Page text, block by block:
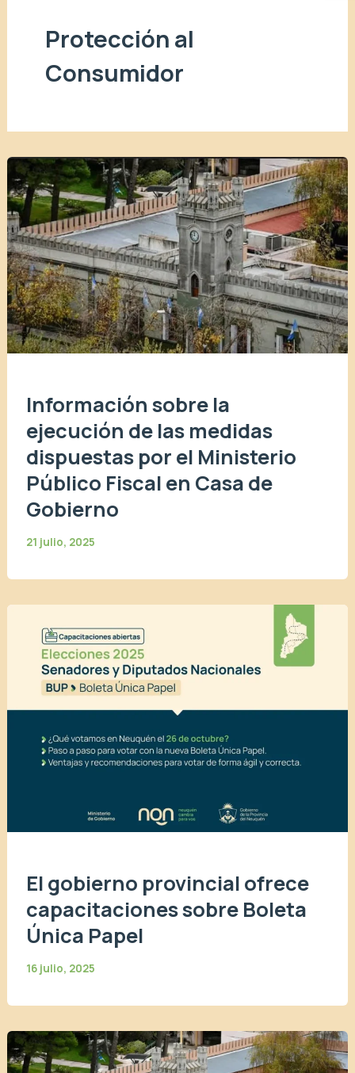
Protección al
Consumidor
Información sobre la
ejecución de las medidas
dispuestas por el Ministerio
Público Fiscal en Casa de
Gobierno
21 julio, 2025
El gobierno provincial ofrece
capacitaciones sobre Boleta
Única Papel
16 julio, 2025